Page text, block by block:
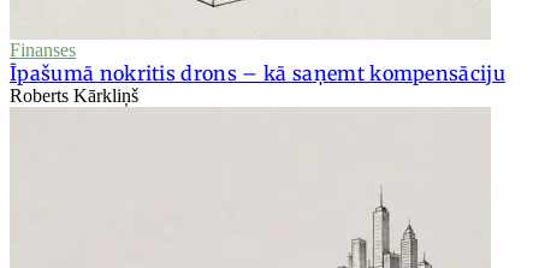
Finanses
Īpašumā nokritis drons – kā saņemt kompensāciju
Roberts Kārkliņš